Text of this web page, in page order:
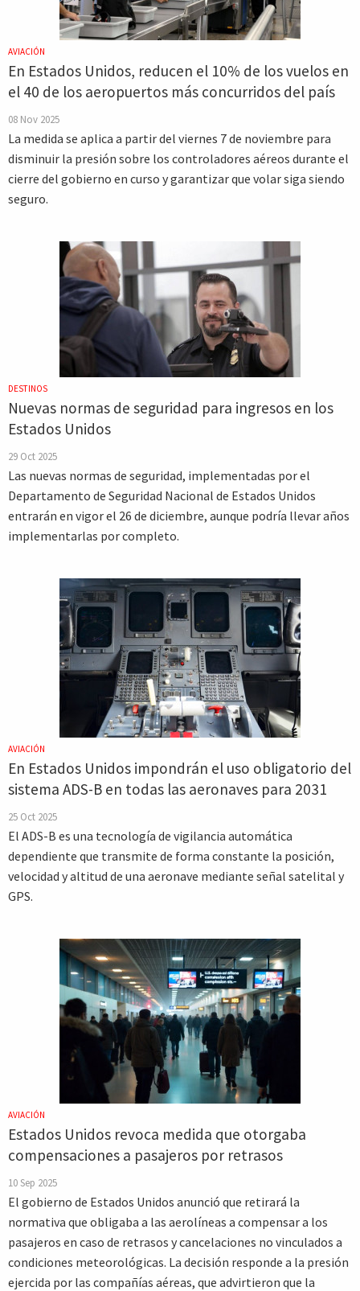
AVIACIÓN
En Estados Unidos, reducen el 10% de los vuelos en
el 40 de los aeropuertos más concurridos del país
08 Nov 2025
La medida se aplica a partir del viernes 7 de noviembre para
disminuir la presión sobre los controladores aéreos durante el
cierre del gobierno en curso y garantizar que volar siga siendo
seguro.
DESTINOS
Nuevas normas de seguridad para ingresos en los
Estados Unidos
29 Oct 2025
Las nuevas normas de seguridad, implementadas por el
Departamento de Seguridad Nacional de Estados Unidos
entrarán en vigor el 26 de diciembre, aunque podría llevar años
implementarlas por completo.
AVIACIÓN
En Estados Unidos impondrán el uso obligatorio del
sistema ADS-B en todas las aeronaves para 2031
25 Oct 2025
El ADS-B es una tecnología de vigilancia automática
dependiente que transmite de forma constante la posición,
velocidad y altitud de una aeronave mediante señal satelital y
GPS.
AVIACIÓN
Estados Unidos revoca medida que otorgaba
compensaciones a pasajeros por retrasos
10 Sep 2025
El gobierno de Estados Unidos anunció que retirará la
normativa que obligaba a las aerolíneas a compensar a los
pasajeros en caso de retrasos y cancelaciones no vinculados a
condiciones meteorológicas. La decisión responde a la presión
ejercida por las compañías aéreas, que advirtieron que la